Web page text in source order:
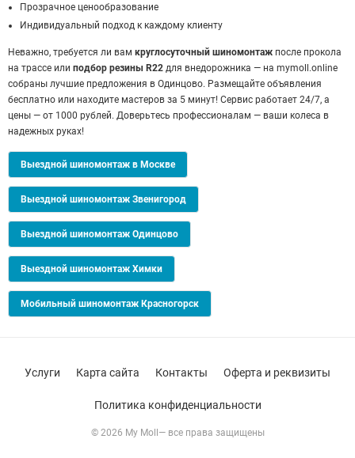
Прозрачное ценообразование
Индивидуальный подход к каждому клиенту
Неважно, требуется ли вам круглосуточный шиномонтаж после прокола
на трассе или подбор резины R22 для внедорожника — на mymoll.online
собраны лучшие предложения в Одинцово. Размещайте объявления
бесплатно или находите мастеров за 5 минут! Сервис работает 24/7, а
цены — от 1000 рублей. Доверьтесь профессионалам — ваши колеса в
надежных руках!
Выездной шиномонтаж в Москве
Выездной шиномонтаж Звенигород
Выездной шиномонтаж Одинцово
Выездной шиномонтаж Химки
Мобильный шиномонтаж Красногорск
© 2026 My Moll— все права защищены
Услуги Карта сайта Контакты Оферта и реквизиты
Политика конфиденциальности